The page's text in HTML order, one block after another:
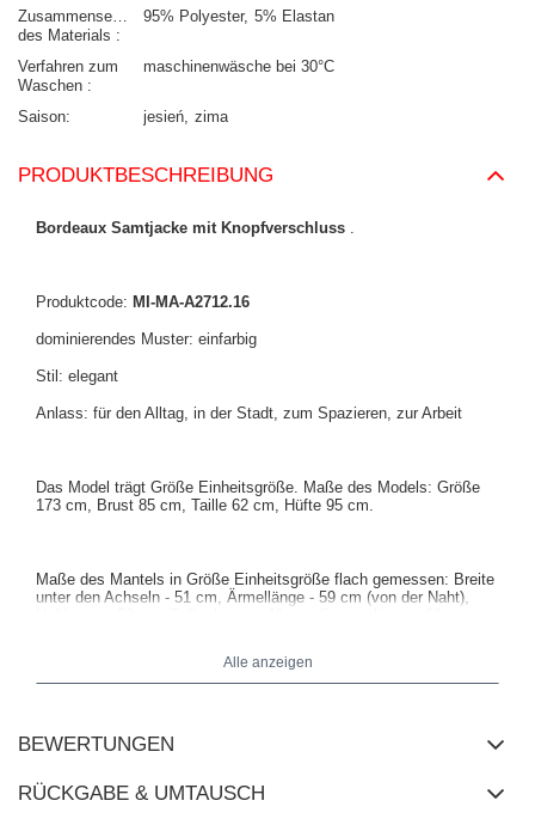
Zusammensetzung
des Materials
95% Polyester 5% Elastan
Verfahren zum
Waschen
maschinenwäsche bei 30°C
Saison jesień zima
PRODUKTBESCHREIBUNG
Bordeaux Samtjacke mit Knopfverschluss
Produktcode: MI-MA-A2712.16
dominierendes Muster: einfarbig
Stil: elegant
Anlass: für den Alltag, in der Stadt, zum Spazieren, zur Arbeit
Das Model trägt Größe Einheitsgröße. Maße des Models: Größe
173 cm, Brust 85 cm, Taille 62 cm, Hüfte 95 cm.
Maße des Mantels in Größe Einheitsgröße flach gemessen: Breite
unter den Achseln - 51 cm, Ärmellänge - 59 cm (von der Naht),
Alle anzeigen
BEWERTUNGEN
RÜCKGABE & UMTAUSCH